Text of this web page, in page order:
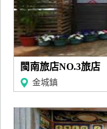
閩南旅店NO.3旅店
金城鎮